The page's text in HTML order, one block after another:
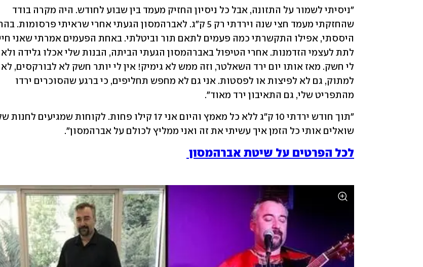
מהתפריט שלי, גם התאיבון ירד מאוד".
שואלים אותי כל הזמן איך עשיתי את זה ואני ממליץ לכולם על אברהמסון".
לכל הפרטים על שיטת אברהמסון